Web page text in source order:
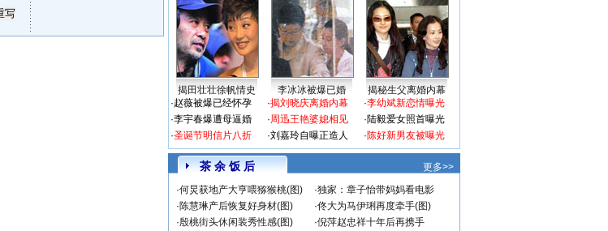
揭田壮壮徐帆情史 李冰冰被爆已婚
揭秘生父离婚内幕
·赵薇被爆已经怀孕
·李宇春爆遭母逼婚
·圣诞节明信片八折
·揭刘晓庆离婚内幕
·周迅王艳婆媳相见
·刘嘉玲自曝正造人
·李幼斌新恋情曝光
·陆毅爱女照首曝光
·陈好新男友被曝光
茶 余 饭 后
更多>>
·何炅获地产大亨喂猕猴桃(图) ·独家：章子怡带妈妈看电影
·陈慧琳产后恢复好身材(图) ·佟大为马伊琍再度牵手(图)
·殷桃街头休闲装秀性感(图) ·倪萍赵忠祥十年后再携手